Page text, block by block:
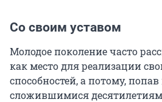
Со своим уставом
Молодое поколение часто
как место для реализации
способностей, а потому,
сложившимися